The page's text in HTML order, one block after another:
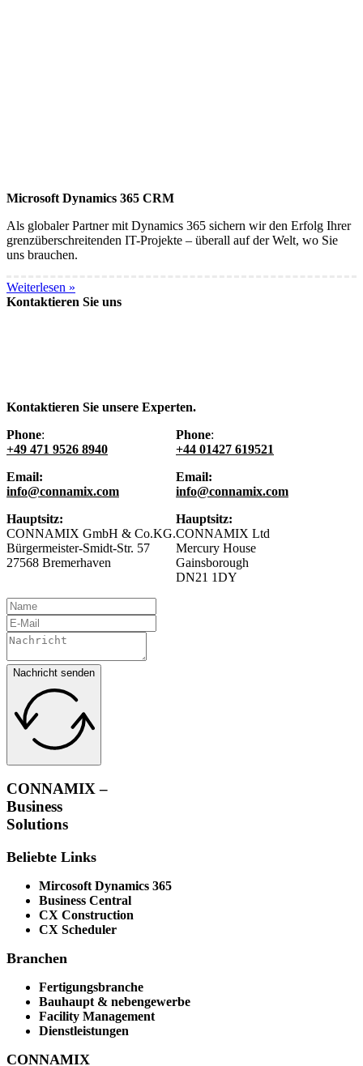
Microsoft Dynamics 365 CRM
Als globaler Partner mit Dynamics 365 sichern wir den Erfolg Ihrer
grenzüberschreitenden IT-Projekte – überall auf der Welt, wo Sie
uns brauchen.
Weiterlesen »
Kontaktieren Sie uns
Kontaktieren Sie unsere Experten.
Phone:
+49 471 9526 8940
Email:
info@connamix.com
Hauptsitz:
CONNAMIX GmbH & Co.KG.
Bürgermeister-Smidt-Str. 57
27568 Bremerhaven
Phone:
+44 01427 619521
Email:
info@connamix.com
Hauptsitz:
CONNAMIX Ltd
Mercury House
Gainsborough
DN21 1DY
Nachricht senden
CONNAMIX –
Business
Solutions
Beliebte Links
Mircosoft Dynamics 365
Business Central
CX Construction
CX Scheduler
Branchen
Fertigungsbranche
Bauhaupt & nebengewerbe
Facility Management
Dienstleistungen
CONNAMIX